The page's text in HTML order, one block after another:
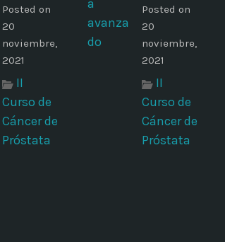
Posted on
20
noviembre,
2021
II
Curso de
Cáncer de
Próstata
Posted on
20
noviembre,
2021
II
Curso de
Cáncer de
Próstata